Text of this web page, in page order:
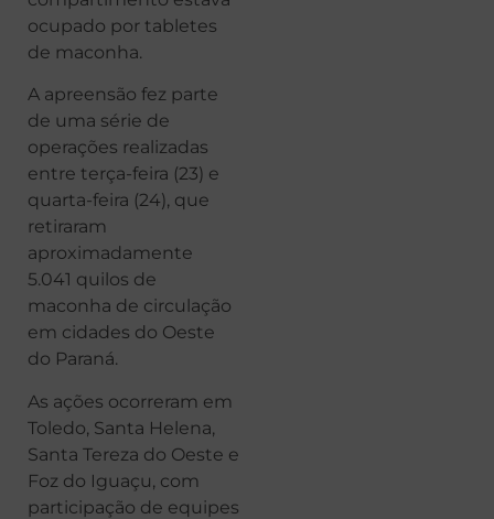
ocupado por tabletes
de maconha.
A apreensão fez parte
de uma série de
operações realizadas
entre terça-feira (23) e
quarta-feira (24), que
retiraram
aproximadamente
5.041 quilos de
maconha de circulação
em cidades do Oeste
do Paraná.
As ações ocorreram em
Toledo, Santa Helena,
Santa Tereza do Oeste e
Foz do Iguaçu, com
participação de equipes